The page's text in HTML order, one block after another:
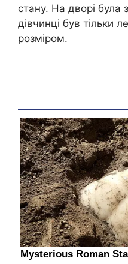
стану. На дворі була
дівчинці був тільки
розміром.